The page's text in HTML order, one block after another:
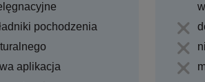
pochodzenia
aplikacja